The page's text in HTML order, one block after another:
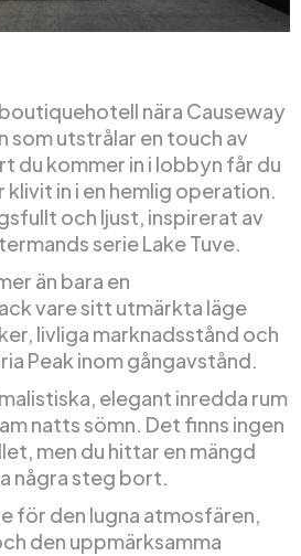
nära Causeway
som utstrålar en touch av
du kommer in i lobbyn får du
klivit in i en hemlig operation.
och ljust, inspirerat av
serie Lake Tuve.
än bara en
vare sitt utmärkta läge
livliga marknadsstånd och
Peak inom gångavstånd.
elegant inredda rum
natts sömn. Det finns ingen
men du hittar en mängd
några steg bort.
för den lugna atmosfären,
den uppmärksamma